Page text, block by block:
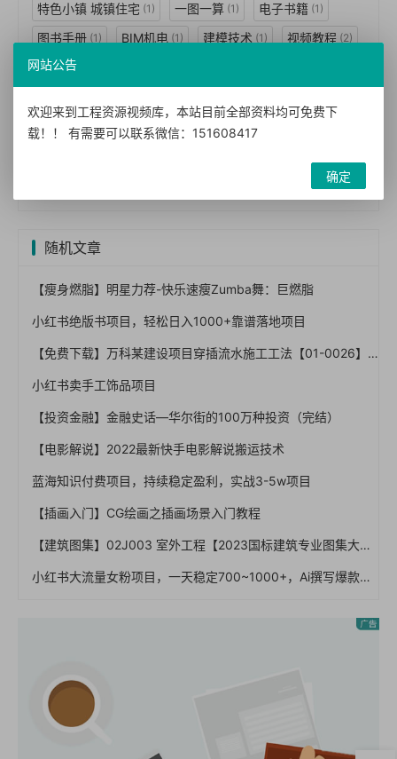
特色小镇 城镇住宅 (1) 一图一算 (1) 电子书籍 (1)
图书手册 (1) BIM机电 (1) 建模技术 (1) 视频教程 (2)
BIM技术
技术措施(7) 暖通空调(2) 动力(1)
随机文章
【瘦身燃脂】明星力荐-快乐速瘦Zumba舞：巨燃脂
小红书绝版书项目，轻松日入1000+靠谱落地项目
【免费下载】万科某建设项目穿插流水施工工法【01-0026】
小红书卖手工饰品项目
【投资金融】金融史话—华尔街的100万种投资（完结）
【电影解说】2022最新快手电影解说搬运技术
蓝海知识付费项目，持续稳定盈利，实战3-5w项目
【插画入门】CG绘画之插画场景入门教程
【建筑图集】02J003 室外工程【2023国标建筑专业图集大全】
小红书大流量女粉项目，一天稳定700~1000+，Ai撰写爆款文案，条条火爆+高粘性引流养回头客
网站公告
欢迎来到工程资源视频库，本站目前全部资料均可免费下
载！！ 有需要可以联系微信：151608417
确定